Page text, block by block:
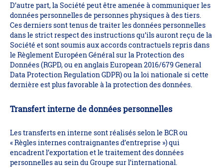
D’autre part, la Société peut être amenée à communiquer les
données personnelles de personnes physiques à des tiers.
Ces derniers sont tenus de traiter les données personnelles
dans le strict respect des instructions qu’ils auront reçu de la
Société et sont soumis aux accords contractuels repris dans
le Règlement Européen Général sur la Protection des
Données (RGPD, ou en anglais European 2016/679 General
Data Protection Regulation GDPR) ou la loi nationale si cette
dernière est plus favorable à la protection des données.
Transfert interne de données personnelles
Les transferts en interne sont réalisés selon le BCR ou
« Règles internes contraignantes d’entreprise ») qui
encadrent l’exportation et le traitement des données
personnelles au sein du Groupe sur l’international.